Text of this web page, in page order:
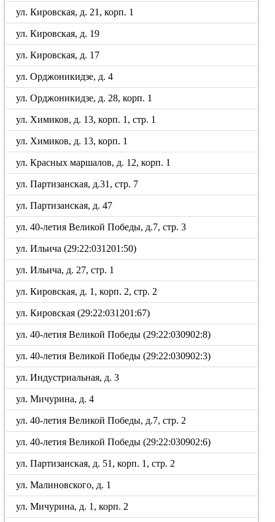
ул. Кировская, д. 21, корп. 1
ул. Кировская, д. 19
ул. Кировская, д. 17
ул. Орджоникидзе, д. 4
ул. Орджоникидзе, д. 28, корп. 1
ул. Химиков, д. 13, корп. 1, стр. 1
ул. Химиков, д. 13, корп. 1
ул. Красных маршалов, д. 12, корп. 1
ул. Партизанская, д.31, стр. 7
ул. Партизанская, д. 47
ул. 40-летия Великой Победы, д.7, стр. 3
ул. Ильича (29:22:031201:50)
ул. Ильича, д. 27, стр. 1
ул. Кировская, д. 1, корп. 2, стр. 2
ул. Кировская (29:22:031201:67)
ул. 40-летия Великой Победы (29:22:030902:8)
ул. 40-летия Великой Победы (29:22:030902:3)
ул. Индустриальная, д. 3
ул. Мичурина, д. 4
ул. 40-летия Великой Победы, д.7, стр. 2
ул. 40-летия Великой Победы (29:22:030902:6)
ул. Партизанская, д. 51, корп. 1, стр. 2
ул. Малиновского, д. 1
ул. Мичурина, д. 1, корп. 2